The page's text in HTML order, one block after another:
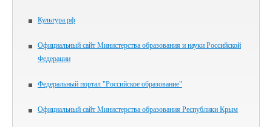
Культура.рф
Официальный сайт Министерства образования и науки Российской
Федерации
Федеральный портал "Российское образование"
Официальный сайт Министерства образования Республики Крым